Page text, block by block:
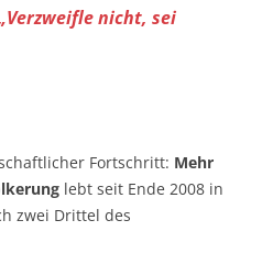
nicht, sei
Fortschritt: Mehr
lebt seit Ende 2008 in
zwei Drittel des